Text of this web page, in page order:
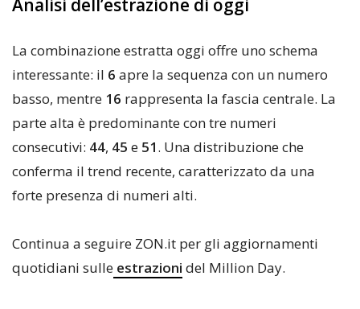
Analisi dell’estrazione di oggi
La combinazione estratta oggi offre uno schema
interessante: il 6 apre la sequenza con un numero
basso, mentre 16 rappresenta la fascia centrale. La
parte alta è predominante con tre numeri
consecutivi: 44, 45 e 51. Una distribuzione che
conferma il trend recente, caratterizzato da una
forte presenza di numeri alti.
Continua a seguire ZON.it per gli aggiornamenti
quotidiani sulle estrazioni del Million Day.